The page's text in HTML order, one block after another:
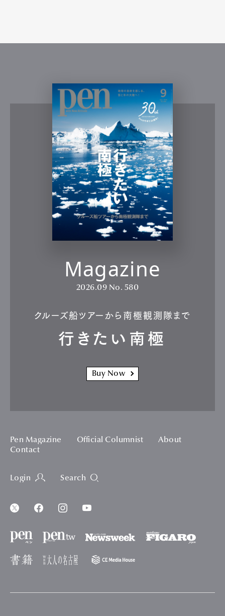
Magazine
2026.09 No. 580
クルーズ船ツアーから南極観測隊まで
行きたい南極
Buy Now
Pen Magazine Official Columnist
About
Contact
Login Search